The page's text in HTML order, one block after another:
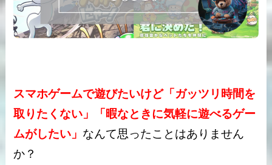
スマホゲームで遊びたいけど「ガッツリ時間を
取りたくない」「暇なときに気軽に遊べるゲー
ムがしたい」 なんて思ったことはありません
か？